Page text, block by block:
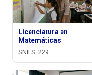
Licenciatura en
Matemáticas
SNIES: 229